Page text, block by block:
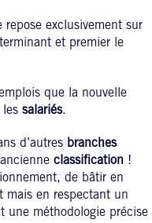
repose exclusivement sur
et premier le
que la nouvelle
salariés.
d’autres branches
classification!
de bâtir en
en respectant un
méthodologie précise